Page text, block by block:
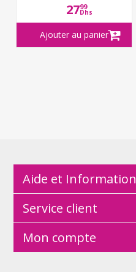
2799
Dhs
Aide et Information
Service client
Mon compte